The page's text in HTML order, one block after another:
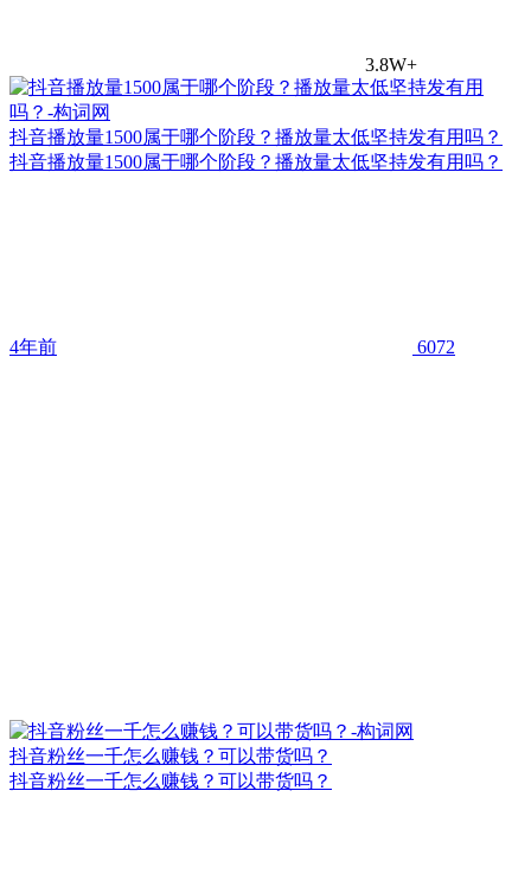
3.8W+
抖音播放量1500属于哪个阶段？播放量太低坚持发有用吗？
抖音播放量1500属于哪个阶段？播放量太低坚持发有用吗？
4年前 6072
抖音粉丝一千怎么赚钱？可以带货吗？
抖音粉丝一千怎么赚钱？可以带货吗？